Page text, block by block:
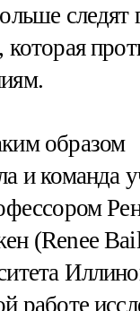
следят
которая
образом
и команда
(Renee
работе